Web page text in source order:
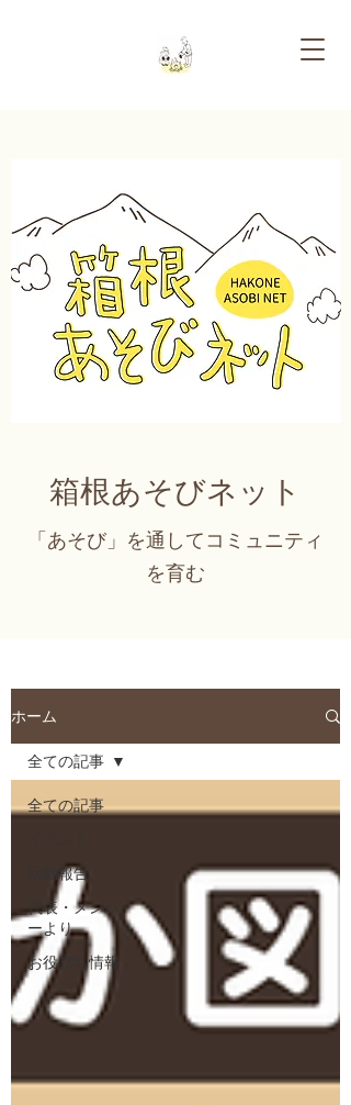
ホーム
全ての記事
活動報告
代表・メンバ
ーより
お役立ち情報
全ての記事
箱根あそびネット
「あそび」を通してコミュニティ
を育む